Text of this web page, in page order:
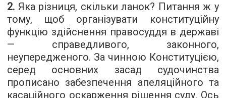
2. Яка різниця, скільки ланок? Питання ж у
тому, щоб організувати конституційну
функцію здійснення правосуддя в державі
— справедливого, законного,
неупередженого. За чинною Конституцією,
серед основних засад судочинства
прописано забезпечення апеляційного та
касаційного оскарження рішення суду. Ось